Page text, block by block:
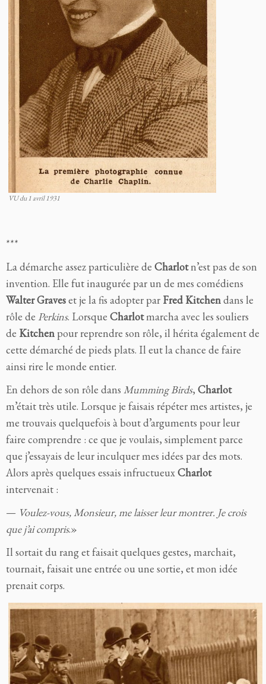
VU du 1 avril 1931
***
La démarche assez particulière de Charlotn’est pas de son
invention. Elle fut inaugurée par un de mes comédiens
Walter Graveset je la fis adopter par Fred Kitchendans le
rôle de Perkins. Lorsque Charlotmarcha avec les souliers
de Kitchen pour reprendre son rôle, il hérita également de
cette démarché de pieds plats. Il eut la chance de faire
ainsi rire le monde entier.
En dehors de son rôle dans Mumming Birds, Charlot
m’était très utile. Lorsque je faisais répéter mes artistes, je
me trouvais quelquefois à bout d’arguments pour leur
faire comprendre : ce que je voulais, simplement parce
que j’essayais de leur inculquer mes idées par des mots.
Alors après quelques essais infructueuxCharlot
intervenait :
— Voulez-vous, Monsieur, me laisser leur montrer. Je crois
que j’ai compris.»
Il sortait du rang et faisait quelques gestes, marchait,
tournait, faisait une entrée ou une sortie, et mon idée
prenait corps.